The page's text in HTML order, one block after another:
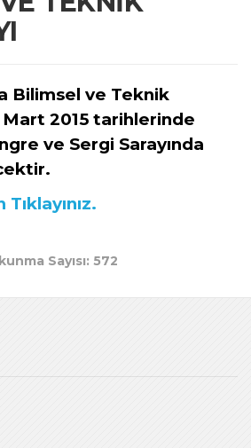
Bilimsel ve Teknik
Mart 2015 tarihlerinde
ve Sergi Sarayında
Sayısı: 572